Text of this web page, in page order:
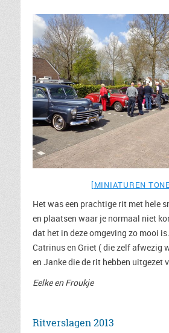
[MINIATUREN
Het was een prachtige rit met hele
en plaatsen waar je normaal niet
dat het in deze omgeving zo mooi
Catrinus en Griet ( die zelf afwezig
en Janke die de rit hebben uitgezet
Eelke en Froukje
Ritverslagen 2013